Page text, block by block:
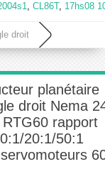
, CL86T, 17hs08
droit
60 mm
planétaire
droit Nema
rapport
20:1/50:1